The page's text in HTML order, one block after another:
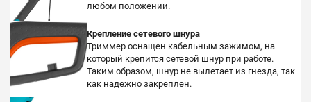
любом положении.
Крепление сетевого шнура
Триммер оснащен кабельным зажимом, на
который крепится сетевой шнур при работе.
Таким образом, шнур не вылетает из гнезда, так
как надежно закреплен.